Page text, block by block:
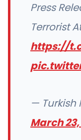
Press
Terrorist
https://
— Turkish
March 23,